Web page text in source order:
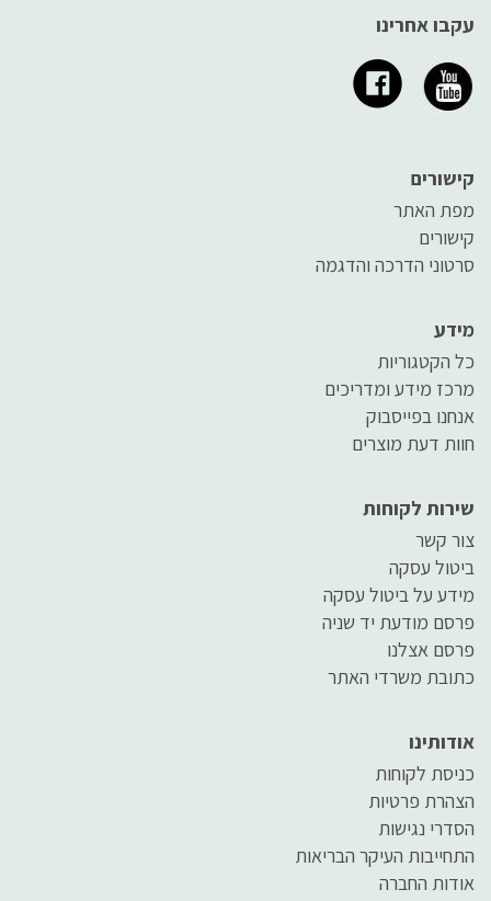
עקבו אחרינו
קישורים
מפת האתר
קישורים
סרטוני הדרכה והדגמה
מידע
כל הקטגוריות
מרכז מידע ומדריכים
אנחנו בפייסבוק
חוות דעת מוצרים
שירות לקוחות
צור קשר
ביטול עסקה
מידע על ביטול עסקה
פרסם מודעת יד שניה
פרסם אצלנו
כתובת משרדי האתר
אודותינו
כניסת לקוחות
הצהרת פרטיות
הסדרי נגישות
התחייבות העיקר הבריאות
אודות החברה